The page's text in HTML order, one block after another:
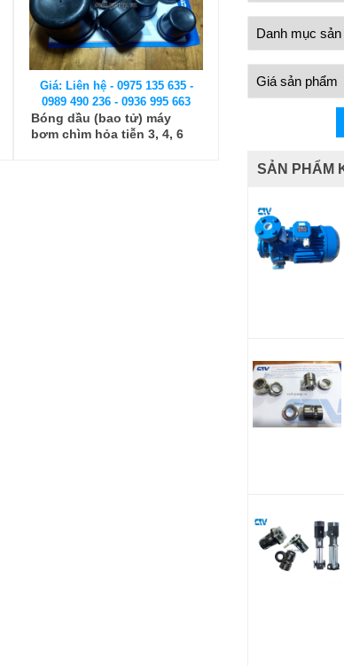
Giá: Liên hệ - 0975 135 635 -
0989 490 236 - 0936 995 663
Bóng dầu (bao tử) máy
bơm chìm hỏa tiễn 3, 4, 6
SẢN PHẨM